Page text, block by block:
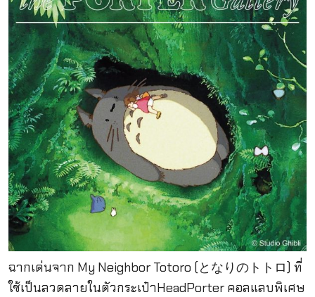
ฉากเด่นจาก My Neighbor Totoro (となりのトトロ) ที่
ใช้เป็นลวดลายในตัวกระเป๋าHeadPorter คอลแลบพิเศษ